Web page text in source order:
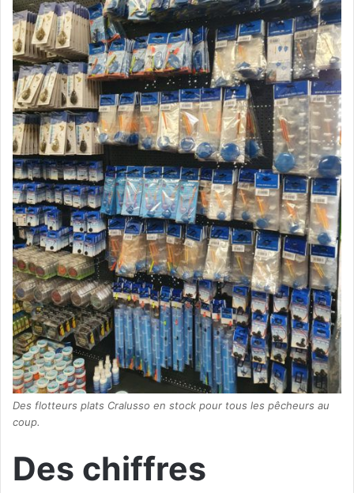
Des flotteurs plats Cralusso en stock pour tous les pêcheurs au
coup.
Des chiffres